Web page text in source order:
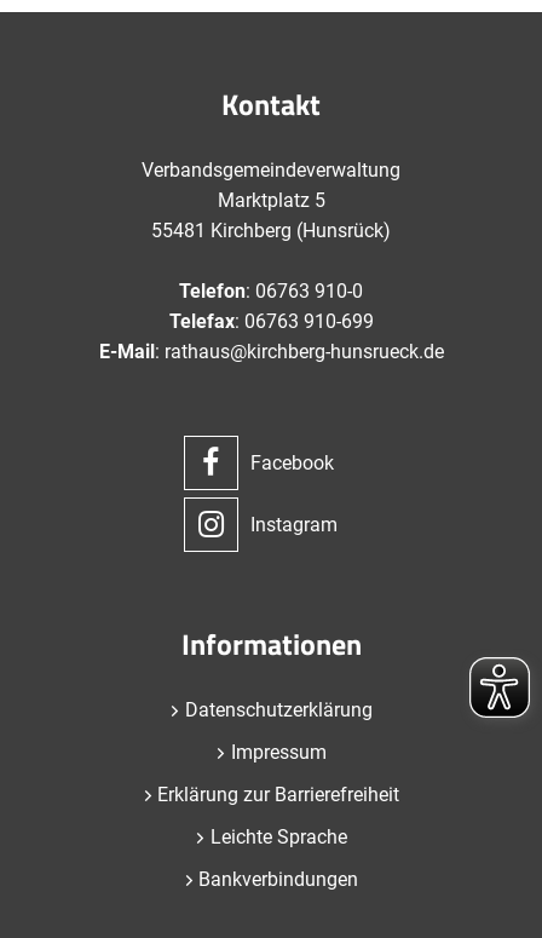
Kontakt
Verbandsgemeindeverwaltung
Marktplatz 5
55481 Kirchberg (Hunsrück)
Telefon: 06763 910-0
Telefax: 06763 910-699
E-Mail: rathaus@kirchberg-hunsrueck.de
Facebook
Instagram
Informationen
Datenschutzerklärung
Impressum
Erklärung zur Barrierefreiheit
Leichte Sprache
Bankverbindungen